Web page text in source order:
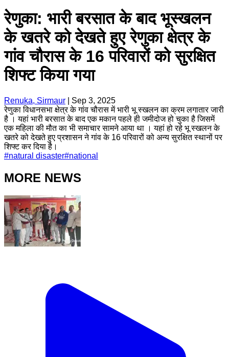
रेणुका: भारी बरसात के बाद भूस्खलन
के खतरे को देखते हुए रेणुका क्षेत्र के
गांव चौरास के 16 परिवारों को सुरक्षित
शिफ्ट किया गया
Renuka, Sirmaur
Sep 3, 2025
रेणुका विधानसभा क्षेत्र के गांव चौरास में भारी भू स्खलन का क्रम लगातार जारी
है । यहां भारी बरसात के बाद एक मकान पहले ही जमीदोज हो चुका है जिसमें
एक महिला की मौत का भी समाचार सामने आया था । यहां हो रहे भू स्खलन के
खतरे को देखते हुए प्रशासन ने गांव के 16 परिवारों को अन्य सुरक्षित स्थानों पर
शिफ्ट कर दिया है।
#natural disaster#national
MORE NEWS